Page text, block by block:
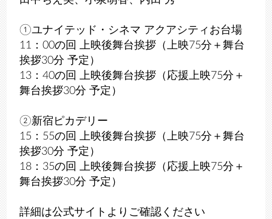
①ユナイテッド・シネマ アクアシティお台場
11：00の回 上映後舞台挨拶（上映75分＋舞台
挨拶30分 予定）
13：40の回 上映後舞台挨拶（応援上映75分＋
舞台挨拶30分 予定）
②新宿ピカデリー
15：55の回 上映後舞台挨拶（上映75分＋舞台
挨拶30分 予定）
18：35の回 上映後舞台挨拶（応援上映75分＋
舞台挨拶30分 予定）
詳細は公式サイトよりご確認ください